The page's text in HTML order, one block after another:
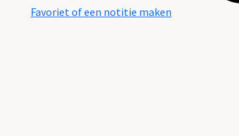
Favoriet of een notitie maken